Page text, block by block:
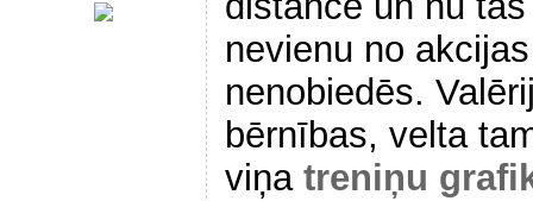
nevienu no
nenobiedēs.
bērnības, velta
viņa treniņu